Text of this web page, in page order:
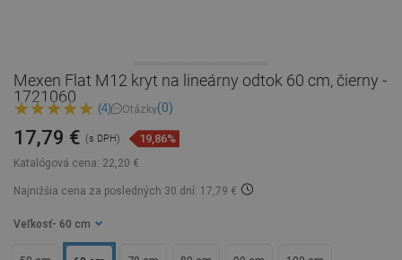
Mexen Flat M12 kryt na lineárny odtok 60 cm, čierny -
1721060
(4) Otázky(0)
Katalógová cena: 22,20 €
17,79 € (s DPH) 19,86%
Najnižšia cena za posledných 30 dní: 17,79 €
Veľkosť - 60 cm